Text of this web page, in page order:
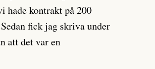
hade kontrakt på 200
fick jag skriva under
att det var en